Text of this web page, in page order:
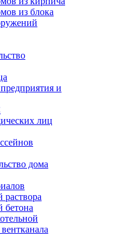
из блока
и
лиц
дома
раствора
бетона